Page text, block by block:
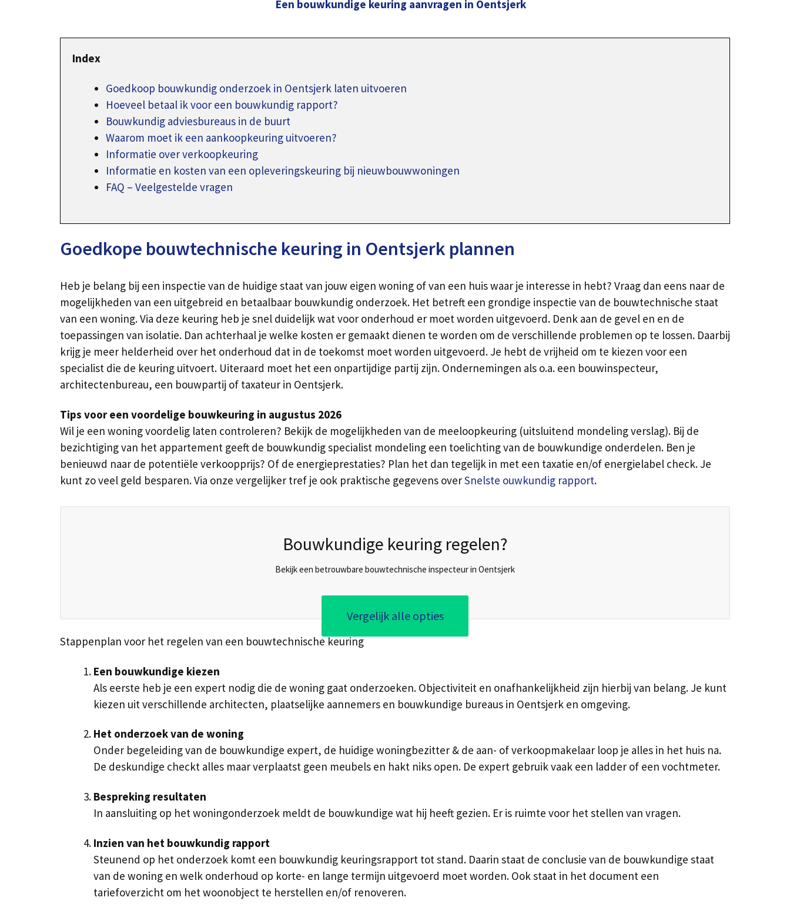
Een bouwkundige keuring aanvragen in Oentsjerk
Index
Goedkoop bouwkundig onderzoek in Oentsjerk laten uitvoeren
Hoeveel betaal ik voor een bouwkundig rapport?
Bouwkundig adviesbureaus in de buurt
Waarom moet ik een aankoopkeuring uitvoeren?
Informatie over verkoopkeuring
Informatie en kosten van een opleveringskeuring bij nieuwbouwwoningen
FAQ – Veelgestelde vragen
Goedkope bouwtechnische keuring in Oentsjerk plannen
Heb je belang bij een inspectie van de huidige staat van jouw eigen woning of van een huis waar je interesse in hebt? Vraag dan eens naar de
mogelijkheden van een uitgebreid en betaalbaar bouwkundig onderzoek. Het betreft een grondige inspectie van de bouwtechnische staat
van een woning. Via deze keuring heb je snel duidelijk wat voor onderhoud er moet worden uitgevoerd. Denk aan de gevel en en de
toepassingen van isolatie. Dan achterhaal je welke kosten er gemaakt dienen te worden om de verschillende problemen op te lossen. Daarbij
krijg je meer helderheid over het onderhoud dat in de toekomst moet worden uitgevoerd. Je hebt de vrijheid om te kiezen voor een
specialist die de keuring uitvoert. Uiteraard moet het een onpartijdige partij zijn. Ondernemingen als o.a. een bouwinspecteur,
architectenbureau, een bouwpartij of taxateur in Oentsjerk.
Tips voor een voordelige bouwkeuring in augustus 2026
Wil je een woning voordelig laten controleren? Bekijk de mogelijkheden van de meeloopkeuring (uitsluitend mondeling verslag). Bij de
bezichtiging van het appartement geeft de bouwkundig specialist mondeling een toelichting van de bouwkundige onderdelen. Ben je
benieuwd naar de potentiële verkoopprijs? Of de energieprestaties? Plan het dan tegelijk in met een taxatie en/of energielabel check. Je
kunt zo veel geld besparen. Via onze vergelijker tref je ook praktische gegevens overSnelste ouwkundig rapport.
Bouwkundige keuring regelen?
Bekijk een betrouwbare bouwtechnische inspecteur in Oentsjerk
Vergelijk alle opties
Stappenplan voor het regelen van een bouwtechnische keuring
Een bouwkundige kiezen
Als eerste heb je een expert nodig die de woning gaat onderzoeken. Objectiviteit en onafhankelijkheid zijn hierbij van belang. Je kunt
kiezen uit verschillende architecten, plaatselijke aannemers en bouwkundige bureaus in Oentsjerk en omgeving.
Het onderzoek van de woning
Onder begeleiding van de bouwkundige expert, de huidige woningbezitter & de aan- of verkoopmakelaar loop je alles in het huis na.
De deskundige checkt alles maar verplaatst geen meubels en hakt niks open. De expert gebruik vaak een ladder of een vochtmeter.
Bespreking resultaten
In aansluiting op het woningonderzoek meldt de bouwkundige wat hij heeft gezien. Er is ruimte voor het stellen van vragen.
Inzien van het bouwkundig rapport
Steunend op het onderzoek komt een bouwkundig keuringsrapport tot stand. Daarin staat de conclusie van de bouwkundige staat
van de woning en welk onderhoud op korte- en lange termijn uitgevoerd moet worden. Ook staat in het document een
tariefoverzicht om het woonobject te herstellen en/of renoveren.